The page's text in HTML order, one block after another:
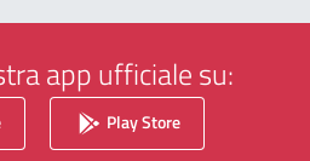
app ufficiale su:
Play Store